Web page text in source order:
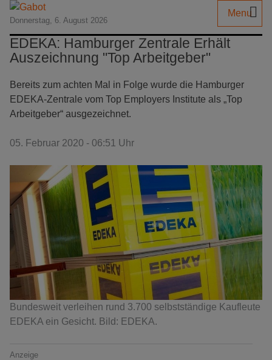
Donnerstag, 6. August 2026
Menu
EDEKA: Hamburger Zentrale Erhält
Auszeichnung "Top Arbeitgeber"
Bereits zum achten Mal in Folge wurde die Hamburger
EDEKA-Zentrale vom Top Employers Institute als „Top
Arbeitgeber“ ausgezeich­net.
05. Februar 2020 - 06:51 Uhr
Bundesweit verleihen rund 3.700 selbstständige Kaufleute
EDEKA ein Gesicht. Bild: EDEKA.
Anzeige